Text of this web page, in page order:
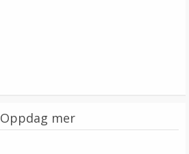
Oppdag mer